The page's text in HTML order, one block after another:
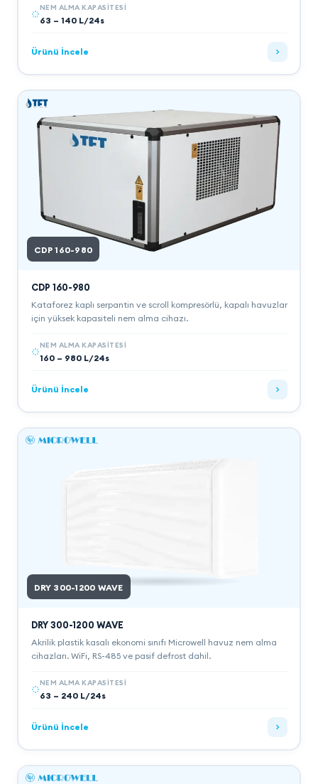
NEM ALMA KAPASITESI
63 – 140 L/24s
Ürünü İncele
CDP 160-980
CDP 160-980
Kataforez kaplı serpantin ve scroll kompresörlü, kapalı havuzlar
için yüksek kapasiteli nem alma cihazı.
NEM ALMA KAPASITESI
160 – 980 L/24s
Ürünü İncele
DRY 300-1200 WAVE
DRY 300-1200 WAVE
Akrilik plastik kasalı ekonomi sınıfı Microwell havuz nem alma
cihazları. WiFi, RS-485 ve pasif defrost dahil.
NEM ALMA KAPASITESI
63 – 240 L/24s
Ürünü İncele